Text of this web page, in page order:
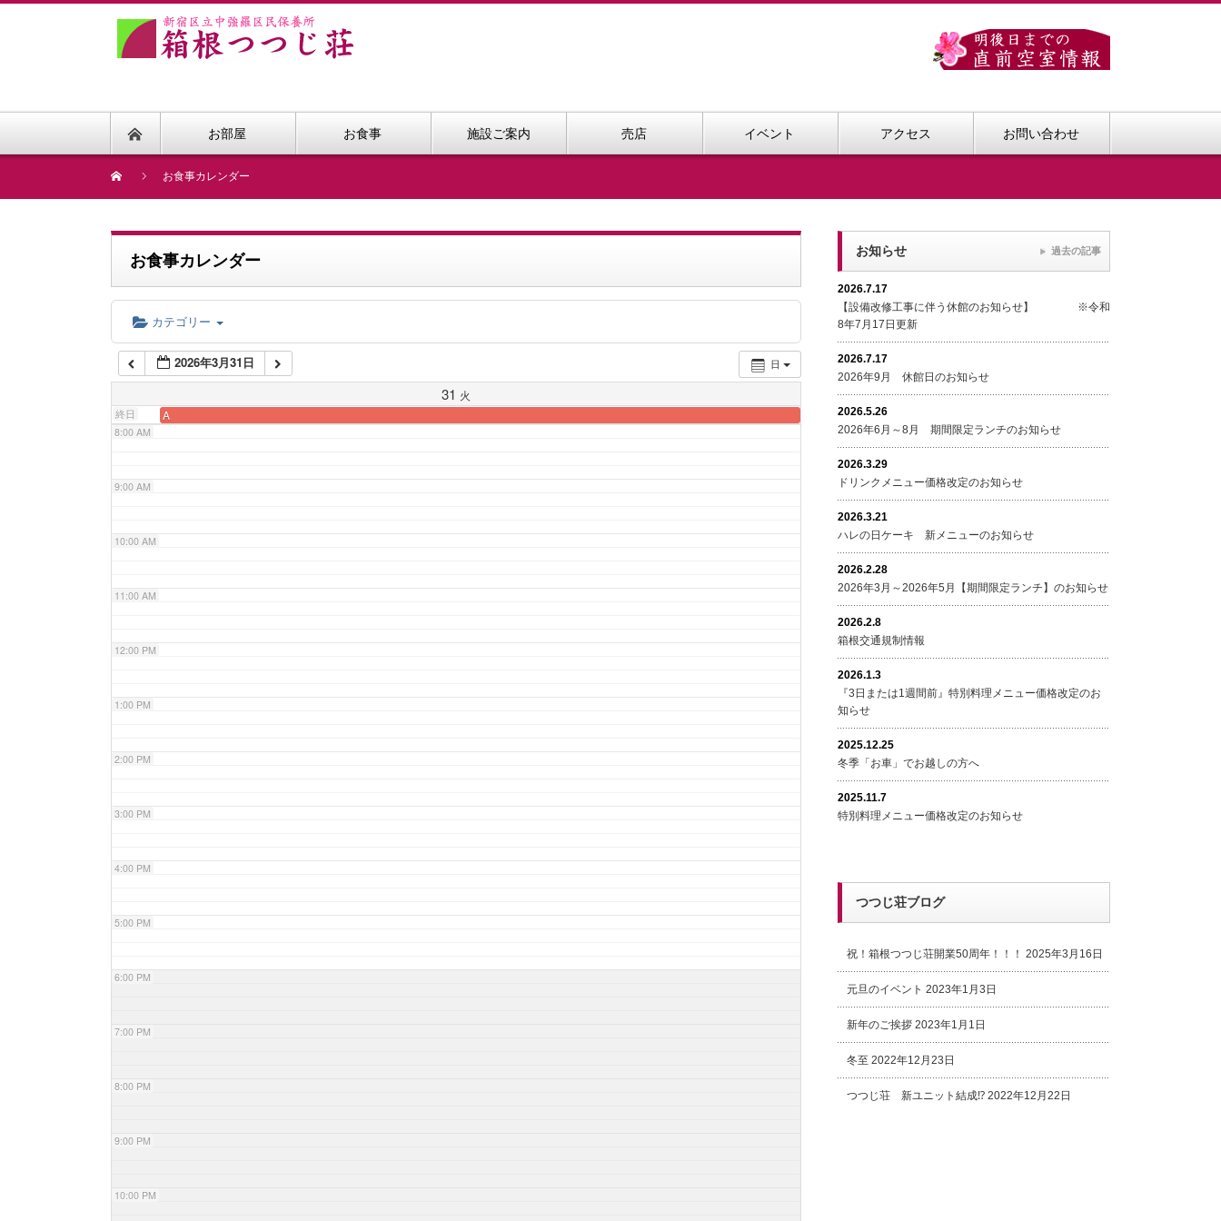
お部屋 お食事 施設ご案内 売店 イベント アクセス お問い合わせ
お食事カレンダー
お食事カレンダー
カテゴリー
日
2026年3月31日
31 火
終日 A
1:00 AM
3:00 AM
5:00 AM
6:00 AM
7:00 AM
8:00 AM
9:00 AM
10:00 AM
11:00 AM
12:00 PM
1:00 PM
2:00 PM
3:00 PM
4:00 PM
5:00 PM
6:00 PM
7:00 PM
8:00 PM
9:00 PM
10:00 PM
お知らせ
2026.7.17
【設備改修工事に伴う休館のお知らせ】 ※令和
8年7月17日更新
2026.7.17
2026年9月 休館日のお知らせ
2026.5.26
2026年6月～8月 期間限定ランチのお知らせ
2026.3.29
ドリンクメニュー価格改定のお知らせ
2026.3.21
ハレの日ケーキ 新メニューのお知らせ
2026.2.28
2026年3月～2026年5月【期間限定ランチ】のお知らせ
2026.2.8
箱根交通規制情報
2026.1.3
『3日または1週間前』特別料理メニュー価格改定のお
知らせ
2025.12.25
冬季「お車」でお越しの方へ
2025.11.7
特別料理メニュー価格改定のお知らせ
過去の記事
つつじ荘ブログ
祝！箱根つつじ荘開業50周年！！！ 2025年3月16日
元旦のイベント 2023年1月3日
新年のご挨拶 2023年1月1日
冬至 2022年12月23日
つつじ荘 新ユニット結成⁉ 2022年12月22日